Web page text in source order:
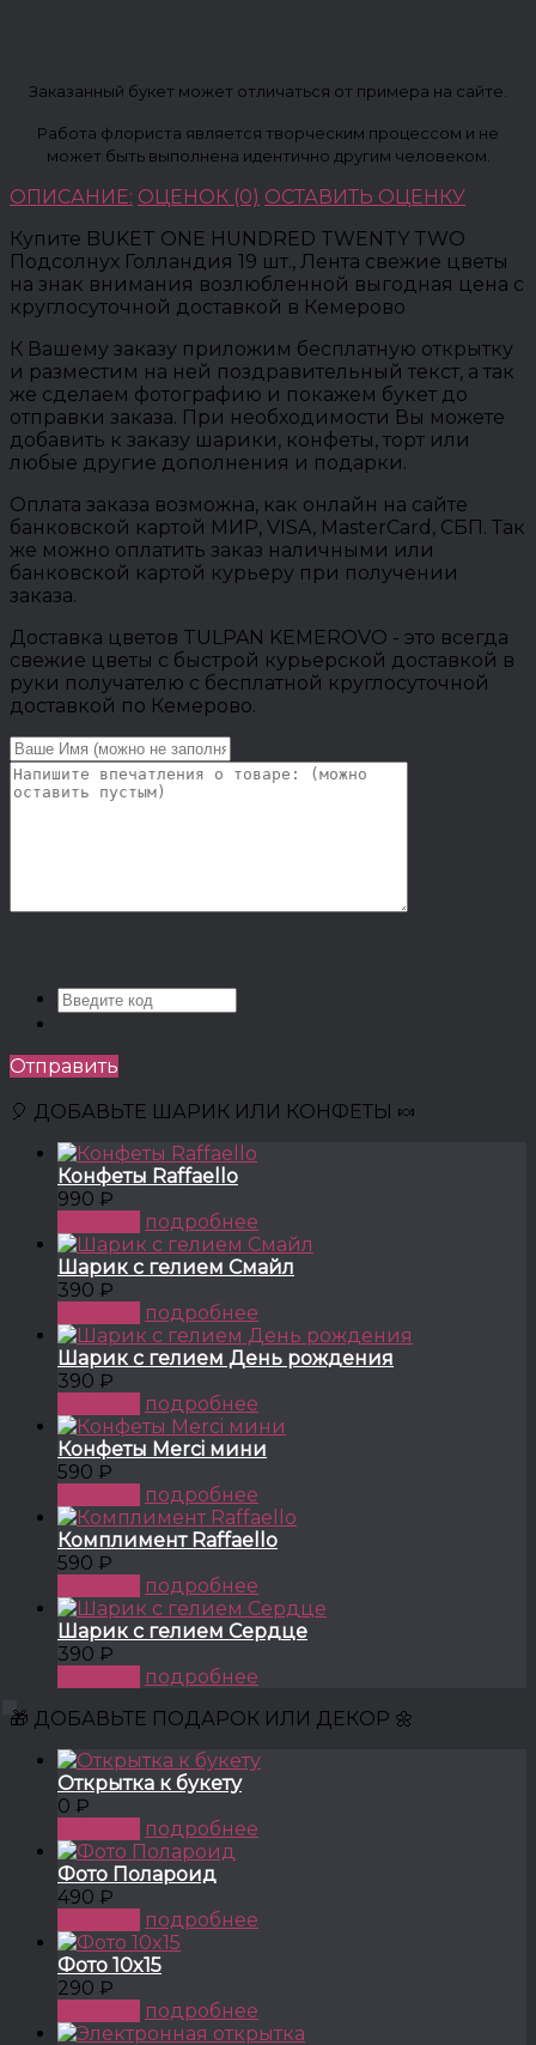
Заказанный букет может отличаться от примера на сайте.
Работа флориста является творческим процессом и не
может быть выполнена идентично другим человеком.
ОПИСАНИЕ: ОЦЕНОК (0) ОСТАВИТЬ ОЦЕНКУ
Купите BUKET ONE HUNDRED TWENTY TWO
Подсолнух Голландия 19 шт., Лента свежие цветы
на знак внимания возлюбленной выгодная цена с
круглосуточной доставкой в Кемерово
К Вашему заказу приложим бесплатную открытку
и разместим на ней поздравительный текст, а так
же сделаем фотографию и покажем букет до
отправки заказа. При необходимости Вы можете
добавить к заказу шарики, конфеты, торт или
любые другие дополнения и подарки.
Оплата заказа возможна, как онлайн на сайте
банковской картой МИР, VISA, MasterCard, СБП. Так
же можно оплатить заказ наличными или
банковской картой курьеру при получении
заказа.
Доставка цветов TULPAN KEMEROVO - это всегда
свежие цветы с быстрой курьерской доставкой в
руки получателю с бесплатной круглосуточной
доставкой по Кемерово.
Отправить
🎈 ДОБАВЬТЕ ШАРИК ИЛИ КОНФЕТЫ 🍬
Конфеты Raffaello
990 ₽
подробнее
Шарик с гелием Смайл
390 ₽
подробнее
Шарик с гелием День рождения
390 ₽
подробнее
Конфеты Merci мини
590 ₽
подробнее
Комплимент Raffaello
590 ₽
подробнее
Шарик с гелием Сердце
390 ₽
подробнее
🎁 ДОБАВЬТЕ ПОДАРОК ИЛИ ДЕКОР 🌼
Открытка к букету
0 ₽
подробнее
Фото Полароид
490 ₽
подробнее
Фото 10x15
290 ₽
подробнее